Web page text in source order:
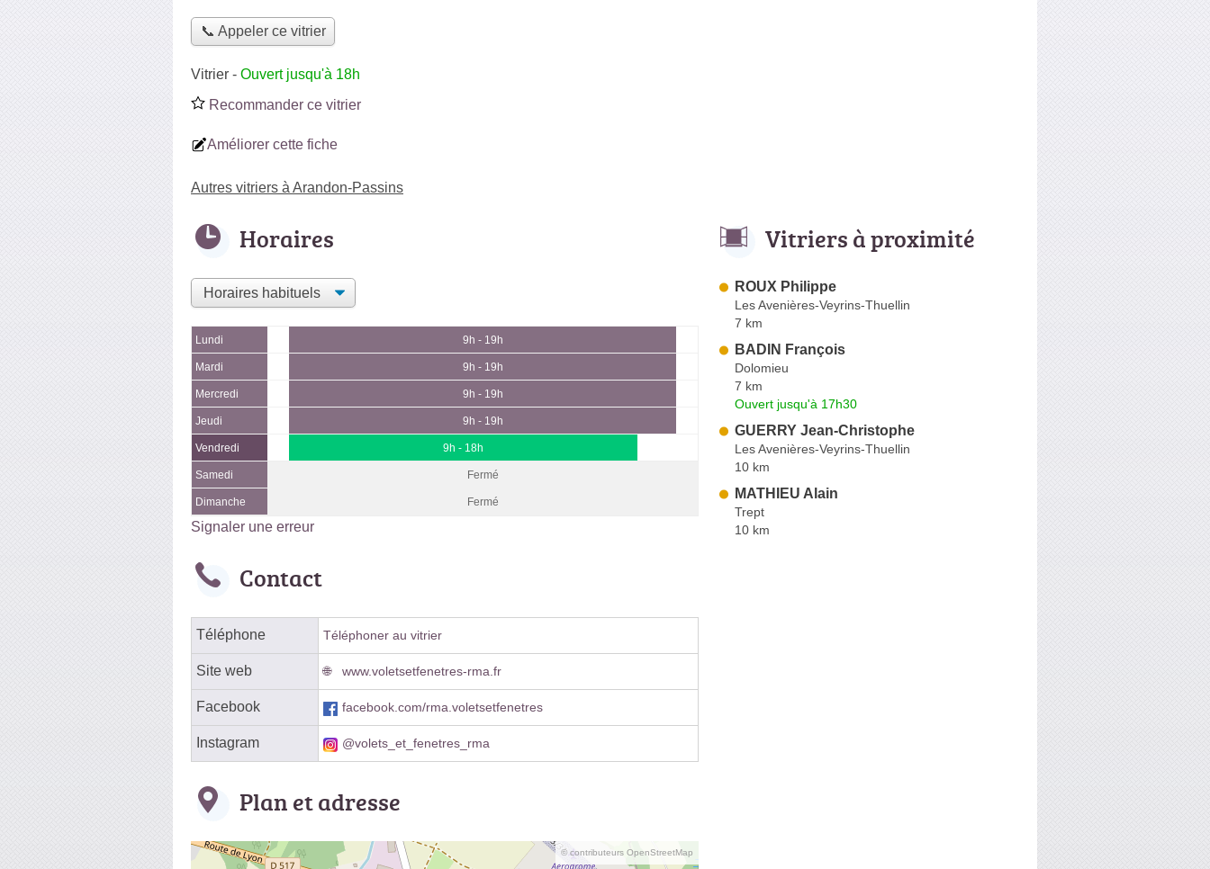
📞 Appeler ce vitrier
Vitrier - Ouvert jusqu'à 18h
Recommander ce vitrier
Améliorer cette fiche
Autres vitriers à Arandon-Passins
Horaires
Lundi 9h - 19h
Mardi 9h - 19h
Mercredi 9h - 19h
Jeudi 9h - 19h
Vendredi 9h - 18h
Samedi Fermé
Dimanche Fermé
Signaler une erreur
Contact
Téléphone Téléphoner au vitrier
Site web www.voletsetfenetres-rma.fr
Facebook facebook.com/rma.voletsetfenetres
Instagram @volets_et_fenetres_rma
Plan et adresse
© contributeurs OpenStreetMap
Vitriers à proximité
ROUX Philippe
Les Avenières-Veyrins-Thuellin
7 km
BADIN François
Dolomieu
7 km
Ouvert jusqu'à 17h30
GUERRY Jean-Christophe
Les Avenières-Veyrins-Thuellin
10 km
MATHIEU Alain
Trept
10 km